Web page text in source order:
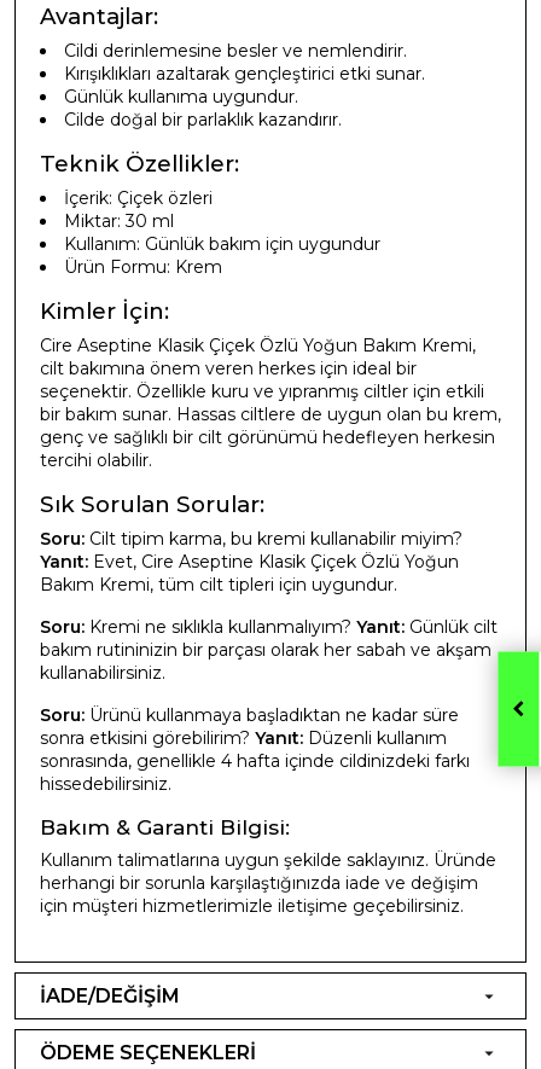
Avantajlar:
Cildi derinlemesine besler ve nemlendirir.
Kırışıklıkları azaltarak gençleştirici etki sunar.
Günlük kullanıma uygundur.
Cilde doğal bir parlaklık kazandırır.
Teknik Özellikler:
İçerik: Çiçek özleri
Miktar: 30 ml
Kullanım: Günlük bakım için uygundur
Ürün Formu: Krem
Kimler İçin:
Cire Aseptine Klasik Çiçek Özlü Yoğun Bakım Kremi,
cilt bakımına önem veren herkes için ideal bir
seçenektir. Özellikle kuru ve yıpranmış ciltler için etkili
bir bakım sunar. Hassas ciltlere de uygun olan bu krem,
genç ve sağlıklı bir cilt görünümü hedefleyen herkesin
tercihi olabilir.
Sık Sorulan Sorular:
Soru: Cilt tipim karma, bu kremi kullanabilir miyim?
Yanıt: Evet, Cire Aseptine Klasik Çiçek Özlü Yoğun
Bakım Kremi, tüm cilt tipleri için uygundur.
Soru: Kremi ne sıklıkla kullanmalıyım? Yanıt: Günlük cilt
bakım rutininizin bir parçası olarak her sabah ve akşam
kullanabilirsiniz.
Soru: Ürünü kullanmaya başladıktan ne kadar süre
sonra etkisini görebilirim? Yanıt: Düzenli kullanım
sonrasında, genellikle 4 hafta içinde cildinizdeki farkı
hissedebilirsiniz.
Bakım & Garanti Bilgisi:
Kullanım talimatlarına uygun şekilde saklayınız. Üründe
herhangi bir sorunla karşılaştığınızda iade ve değişim
için müşteri hizmetlerimizle iletişime geçebilirsiniz.
İADE/DEĞİŞİM
ÖDEME SEÇENEKLERİ